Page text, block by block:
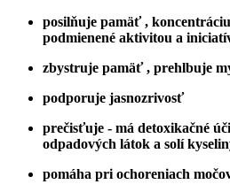
posilňuje pamäť ,
podmienené aktivitou a
zbystruje pamäť , prehlbuje
podporuje jasnozrivosť
prečisťuje - má detoxikačné
odpadových látok a solí
pomáha pri ochoreniach